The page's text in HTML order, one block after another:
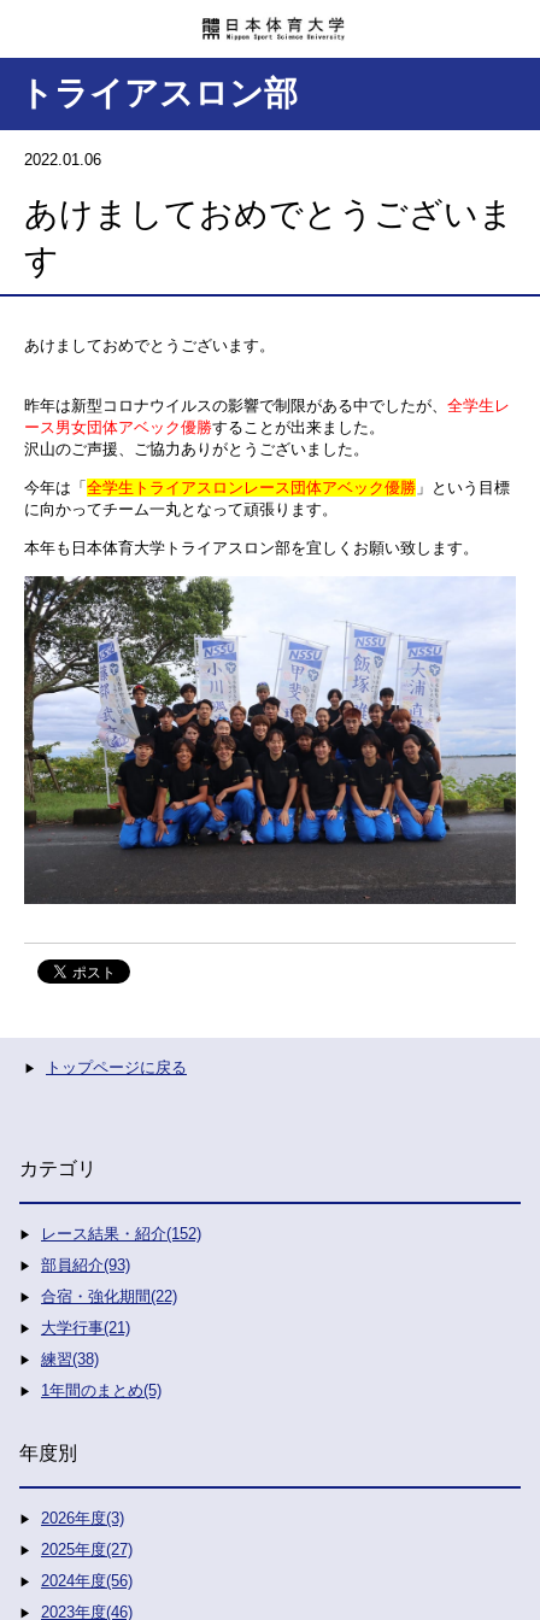
トライアスロン部
2022.01.06
あけましておめでとうございま
す
あけましておめでとうございます。
昨年は新型コロナウイルスの影響で制限がある中でしたが、 全学生レ
ース男女団体アベック優勝することが出来ました。
沢山のご声援、ご協力ありがとうございました。
今年は「 全学生トライアスロンレース団体アベック優勝 」という目標
に向かってチーム一丸となって頑張ります。
本年も日本体育大学トライアスロン部を宜しくお願い致します。
トップページに戻る
カテゴリ
レース結果・紹介(152)
部員紹介(93)
合宿・強化期間(22)
大学行事(21)
練習(38)
1年間のまとめ(5)
年度別
2026年度(3)
2025年度(27)
2024年度(56)
2023年度(46)